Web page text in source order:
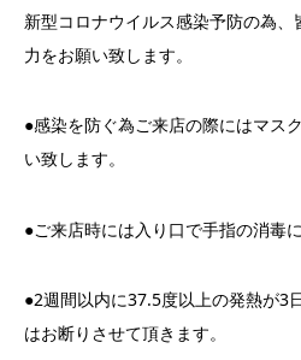
新型コロナウイルス感染予防の為
力をお願い致します。
●感染を防ぐ為ご来店の際にはマス
い致します。
●ご来店時には入り口で手指の消毒
●2週間以内に37.5度以上の発熱が3
はお断りさせて頂きます。